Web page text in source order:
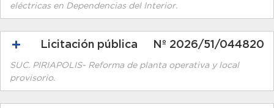
eléctricas en Dependencias del Interior.
Licitación pública Nº 2026/51/044820
SUC. PIRIAPOLIS- Reforma de planta operativa y local
provisorio.